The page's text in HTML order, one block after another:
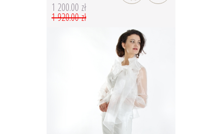
1 200.00 zł
1 920.00 zł